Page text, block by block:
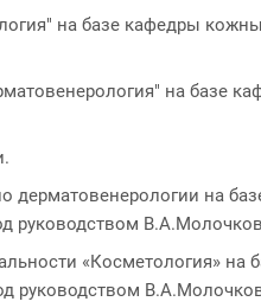
на базе кафедры
на
дерматовенерологии на
руководством
«Косметология»
руководством